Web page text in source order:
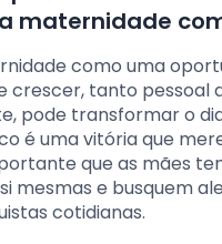
maternidade
como uma
crescer, tanto pessoal
pode transformar o
é uma vitória que
que as mães
mesmas e busquem
cotidianas.